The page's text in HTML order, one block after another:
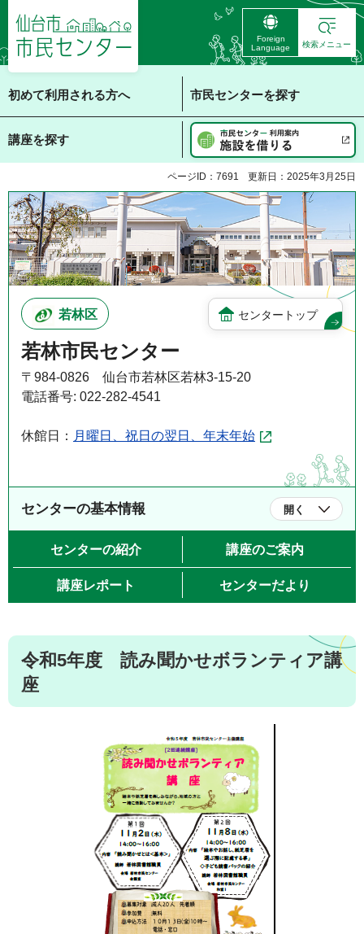
仙台市 市民センタ
ー
Foreign
Language
検索メニュー
初めて利用される方へ 市民センターを探す
講座を探す
ページID：7691 更新日：2025年3月25日
若林区 センタートップ
若林市民センター
〒984-0826 仙台市若林区若林3-15-20
電話番号: 022-282-4541
休館日： 月曜日、祝日の翌日、年末年始
センターの基本情報 開く
センターの紹介 講座のご案内
講座レポート センターだより
令和5年度 読み聞かせボランティア講
座